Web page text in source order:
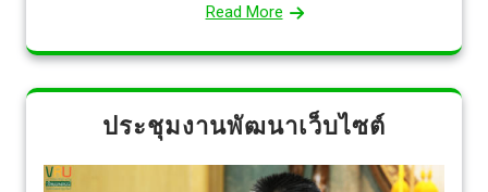
Read More
ประชุมงานพัฒนาเว็บไซต์